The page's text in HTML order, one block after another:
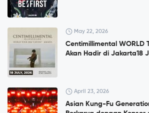
May 22, 2026
Centimillimental WORLD
Akan Hadir di Jakarta18
April 23, 2026
Asian Kung-Fu